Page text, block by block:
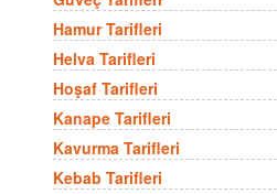
Hamur Tarifleri
Helva Tarifleri
Hoşaf Tarifleri
Kanape Tarifleri
Kavurma Tarifleri
Kebab Tarifleri